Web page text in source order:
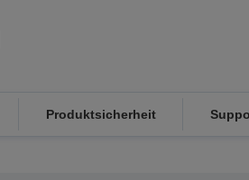
Produktsicherheit